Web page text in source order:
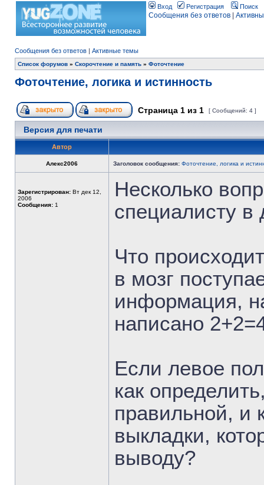
Вход Регистрация Поиск
Сообщения без ответов
Сообщения без ответов | Активные темы
Список форумов » Скорочтение и память » Фоточтение
Фоточтение, логика и истинность
Страница 1 из 1 [ Сообщений: 4 ]
Версия для печати
Автор
Алекс2006 Заголовок сообщения: Фоточтение, логика и
Зарегистрирован: Вт дек 12,
2006
Сообщения: 1
Несколько
специалисту в
Что
в мозг
информация,
написано
Если левое
как
правильной, и
выкладки,
выводу?